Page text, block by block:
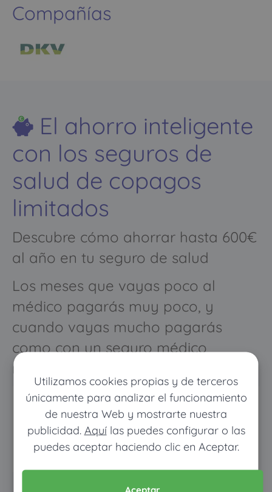
Utilizamos cookies propias y de terceros
únicamente para analizar el funcionamiento
de nuestra Web y mostrarte nuestra
publicidad. Aquílas puedes configurar o las
puedes aceptar haciendo clic en Aceptar.
Aceptar
Compañías
El ahorro inteligente
con los seguros de
salud de copagos
limitados
Descubre cómo ahorrar hasta 600€
al año en tu seguro de salud
Los meses que vayas poco al
médico pagarás muy poco, y
cuando vayas mucho pagarás
como con un seguro médico
normal